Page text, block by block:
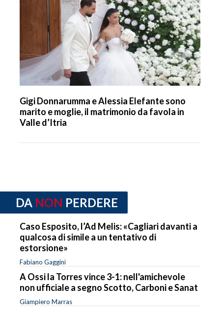
Gigi Donnarumma e Alessia Elefante sono
marito e moglie, il matrimonio da favola in
Valle d’Itria
DA NON PERDERE
Caso Esposito, l’Ad Melis: «Cagliari davanti a
qualcosa di simile a un tentativo di
estorsione»
Fabiano Gaggini
A Ossi la Torres vince 3-1: nell'amichevole
non ufficiale a segno Scotto, Carboni e Sanat
Giampiero Marras